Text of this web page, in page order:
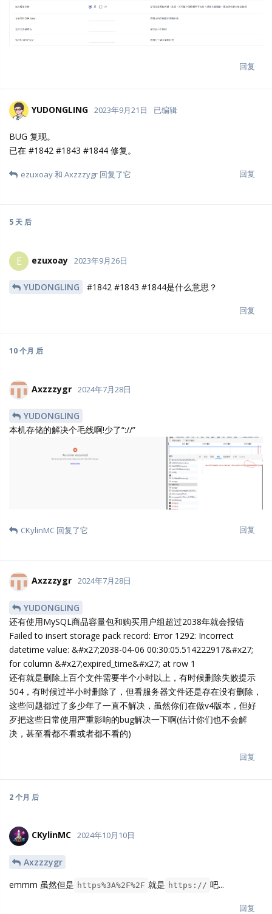
回复
YUDONGLING 2023年9月21日 已编辑
BUG 复现。
已在 #1842 #1843 #1844 修复。
回复
ezuxoay和 Axzzzygr 回复了它
5 天 后
E ezuxoay 2023年9月26日
YUDONGLING #1842 #1843 #1844是什么意思？
回复
10 个月 后
Axzzzygr 2024年7月28日
YUDONGLING
本机存储的解决个毛线啊!少了“://”
回复
CKylinMC 回复了它
Axzzzygr 2024年7月28日
YUDONGLING
还有使用MySQL商品容量包和购买用户组超过2038年就会报错
Failed to insert storage pack record: Error 1292: Incorrect
datetime value: &#x27;2038-04-06 00:30:05.514222917&#x27;
for column &#x27;expired_time&#x27; at row 1
还有就是删除上百个文件需要半个小时以上，有时候删除失败提示
504，有时候过半小时删除了，但看服务器文件还是存在没有删除，
这些问题都过了多少年了一直不解决，虽然你们在做v4版本，但好
歹把这些日常使用严重影响的bug解决一下啊(估计你们也不会解
决，甚至看都不看或者都不看的)
回复
2 个月 后
CKylinMC 2024年10月10日
Axzzzygr
emmm 虽然但是 https%3A%2F%2F 就是 https:// 吧...
回复